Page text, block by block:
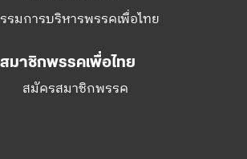
สมัครสมาชิกพรรค